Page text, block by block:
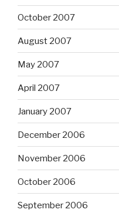
October 2007
August 2007
May 2007
April 2007
January 2007
December 2006
November 2006
October 2006
September 2006